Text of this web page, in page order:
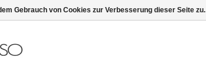
Gebrauch von Cookies zur Verbesserung dieser Seite zu.